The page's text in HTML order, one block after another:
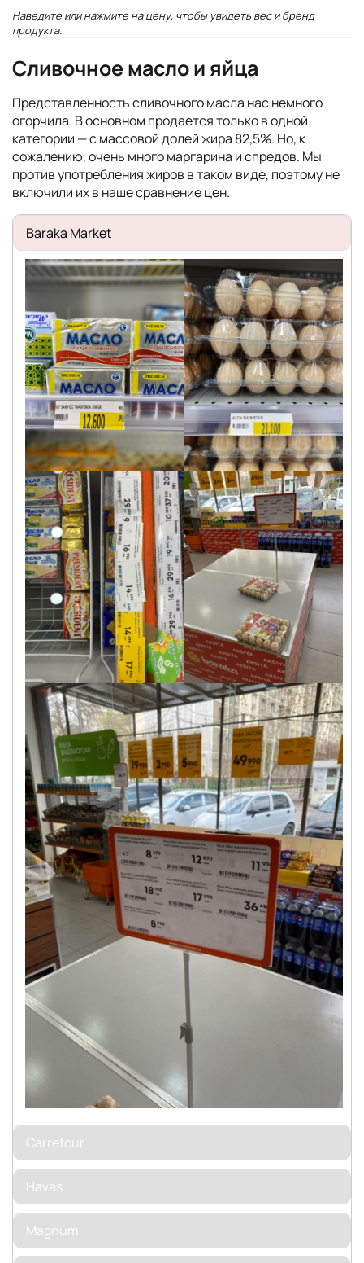
Наведите или нажмите на цену, чтобы увидеть вес и бренд
продукта.
Сливочное масло и яйца
Представленность сливочного масла нас немного
огорчила. В основном продается только в одной
категории — с массовой долей жира 82,5%. Но, к
сожалению, очень много маргарина и спредов. Мы
против употребления жиров в таком виде, поэтому не
включили их в наше сравнение цен.
Baraka Market
Carrefour
Havas
Magnum